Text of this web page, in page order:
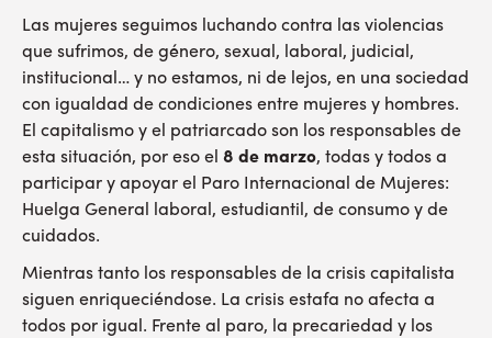
Las mujeres seguimos luchando contra las violencias
que sufrimos, de género, sexual, laboral, judicial,
institucional… y no estamos, ni de lejos, en una sociedad
con igualdad de condiciones entre mujeres y hombres.
El capitalismo y el patriarcado son los responsables de
esta situación, por eso el 8 de marzo, todas y todos a
participar y apoyar el Paro Internacional de Mujeres:
Huelga General laboral, estudiantil, de consumo y de
cuidados.
Mientras tanto los responsables de la crisis capitalista
siguen enriqueciéndose. La crisis estafa no afecta a
todos por igual. Frente al paro, la precariedad y los